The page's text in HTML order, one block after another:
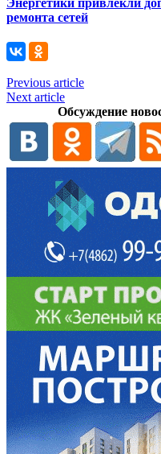
ремонта сетей
Previous article
Next article
Обсуждение